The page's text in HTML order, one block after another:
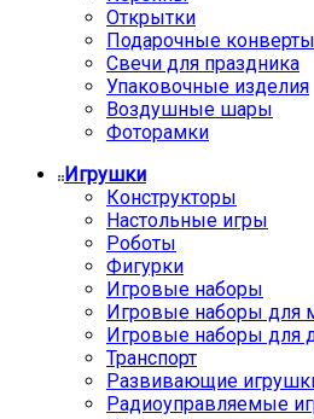
Открытки
Подарочные конверты
Свечи для праздника
Упаковочные изделия
Воздушные шары
Фоторамки
Игрушки
Конструкторы
Настольные игры
Роботы
Фигурки
Игровые наборы
Игровые наборы для
Игровые наборы для
Транспорт
Развивающие
Радиоуправляемые